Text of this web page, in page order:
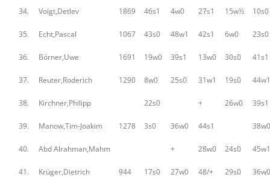
34. Voigt,Detlev 1869 46s1 4w0 27s1 15w½ 10s0
35. Echt,Pascal 1067 43s0 48w1 42s1 6w0 23s0
36. Börner,Uwe 1691 19w0 39s1 13w0 30s0 41s1
37. Reuter,Roderich 1290 8w0 25s0 31w1 19s0 44w1
38. Kirchner,Philipp 22s0 + 26w0 39s1
39. Manow,Tim-Joakim 1278 3s0 36w0 44s1 38w0
40. Abd Alrahman,Mahm + 28w0 24s0 45w1
41. Krüger,Dietrich 944 17s0 27w0 48/+ 29s0 36w0